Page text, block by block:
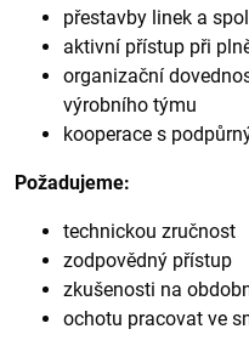
přestavby linek a
aktivní přístup při
organizační
výrobního týmu
kooperace s
Požadujeme:
technickou zručnost
zodpovědný přístup
zkušenosti na
ochotu pracovat ve